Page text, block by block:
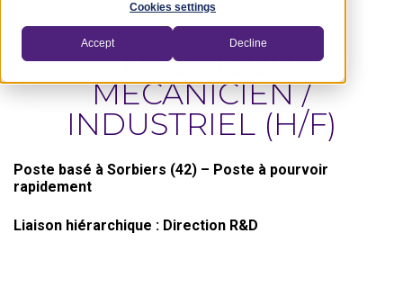
Cookies settings
Accept Decline
INGÉNIEUR
MÉCANICIEN /
INDUSTRIEL (H/F)
Poste basé à Sorbiers (42) – Poste à pourvoir
rapidement
Liaison hiérarchique : Direction R&D